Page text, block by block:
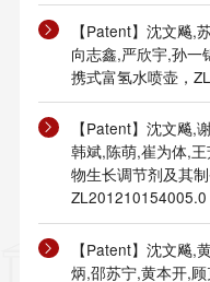
【Patent】沈文飚,
向志鑫,严欣宇,孙一
携式富氢水喷壶，
【Patent】沈文飚,
韩斌,陈萌,崔为体,
物生长调节剂及其
【Patent】沈文飚,
炳,邵苏宁,黄本开,